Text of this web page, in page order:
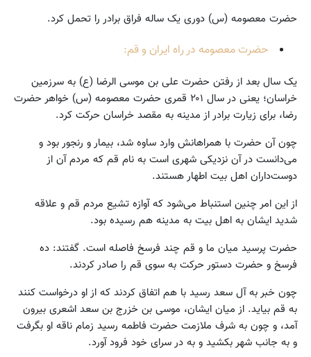
حضرت معصومه (س) دوری یک ساله فراق برادر را تحمل کرد.
حضرت معصومه در راه ایران و قم:
یک سال بعد از رفتن حضرت علی بن موسی الرضا (ع) به سرزمین
خراسان؛ یعنی در سال ۲۰۱ قمری حضرت معصومه (س) خواهر حضرت
رضا، برای زیارت برادر از مدینه به مقصد خراسان حرکت کرد.
چون آن حضرت با همراهانش وارد ساوه شد، بیمار و رنجور بود و
می‌دانست در آن نزدیکی شهری است به نام قم که مردم آن از
دوست‌داران اهل بیت اطهار هستند.
از این امر چنین استنباط می‌شود که آوازه تشیع مردم قم و علاقه
شدید ایشان به اهل بیت به مدینه هم رسیده بود.
حضرت پرسید میان ما و قم چند فرسخ فاصله است. گفتند: ده
فرسخ و حضرت دستور حرکت به سوی قم را صادر کردند.
چون خبر به آل سعد رسید با هم اتفاق کردند که از او درخواست کنند
به قم بیاید. از میان ایشان، موسی بن خزرج بن سعد اشعری بیرون
آمد، و چون به شرف ملازمت حضرت فاطمه رسید زمام ناقه او بگرفت
و به جانب شهر بکشید و به در سرای خود فرود آورد.